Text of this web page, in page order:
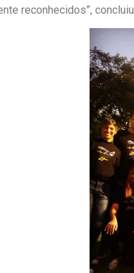
reconhecidos”, concluiu.